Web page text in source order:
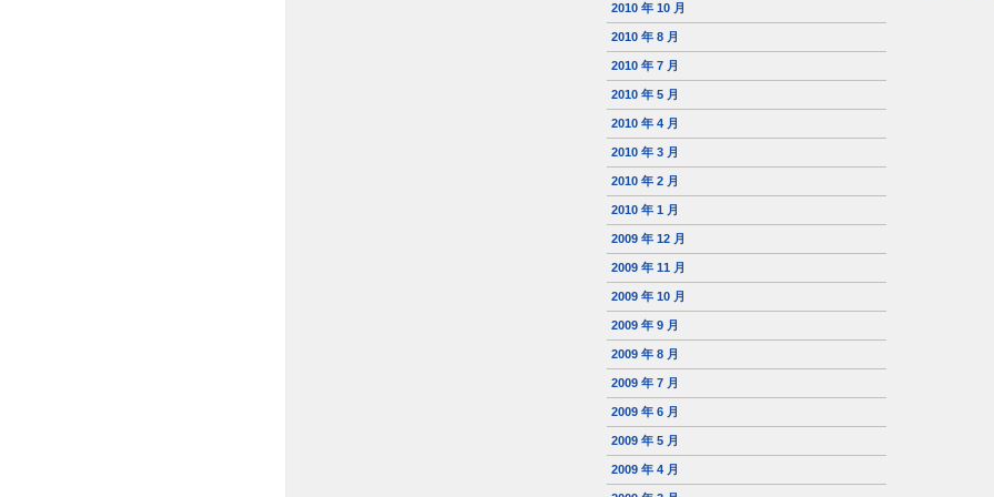
2010 年 10 月
2010 年 8 月
2010 年 7 月
2010 年 5 月
2010 年 4 月
2010 年 3 月
2010 年 2 月
2010 年 1 月
2009 年 12 月
2009 年 11 月
2009 年 10 月
2009 年 9 月
2009 年 8 月
2009 年 7 月
2009 年 6 月
2009 年 5 月
2009 年 4 月